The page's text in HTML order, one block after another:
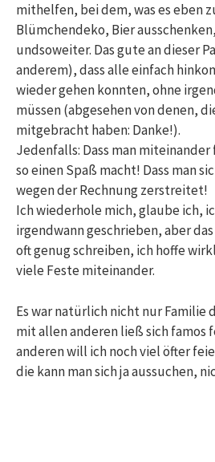
mithelfen, bei dem, was es eben
Blümchendeko, Bier
undsoweiter. Das gute an dieser
anderem), dass alle einfach
wieder gehen konnten, ohne
müssen (abgesehen von denen,
mitgebracht haben: Danke!).
Jedenfalls: Dass man miteinander
so einen Spaß macht! Dass man
wegen der Rechnung zerstreitet!
Ich wiederhole mich, glaube ich,
irgendwann geschrieben, aber
oft genug schreiben, ich hoffe
viele Feste miteinander.
Es war natürlich nicht nur Familie
mit allen anderen ließ sich famos
anderen will ich noch viel öfter
die kann man sich ja aussuchen,